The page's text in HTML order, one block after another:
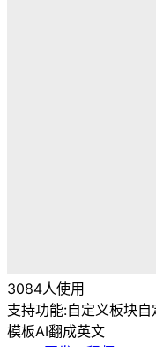
3084人使用
支持功能:自定义板块自
模板AI翻成英文